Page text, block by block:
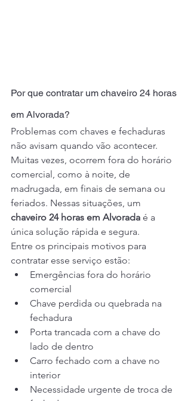
Por que contratar um chaveiro 24 horas
em Alvorada?
Problemas com chaves e fechaduras
não avisam quando vão acontecer.
Muitas vezes, ocorrem fora do horário
comercial, como à noite, de
madrugada, em finais de semana ou
feriados. Nessas situações, um
chaveiro 24 horas em Alvorada é a
única solução rápida e segura.
Entre os principais motivos para
contratar esse serviço estão:
Emergências fora do horário
comercial
Chave perdida ou quebrada na
fechadura
Porta trancada com a chave do
lado de dentro
Carro fechado com a chave no
interior
Necessidade urgente de troca de